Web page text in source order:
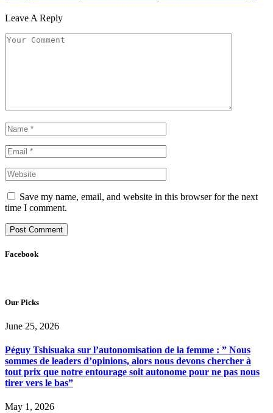
Leave A Reply
Save my name, email, and website in this browser for the next
time I comment.
Facebook
Our Picks
June 25, 2026
Péguy Tshisuaka sur l’autonomisation de la femme : ” Nous
sommes de leaders d’opinions, alors nous devons chercher à
tout prix que notre entourage soit autonome pour ne pas nous
tirer vers le bas”
May 1, 2026